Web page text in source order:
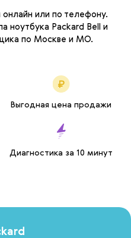
или по телефону.
ноутбука Packard Bell и
по Москве и МО.
Выгодная цена продажи
Диагностика за 10 минут